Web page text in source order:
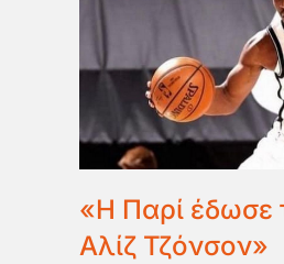
«Η Παρί έδωσε
Αλίζ Τζόνσον»